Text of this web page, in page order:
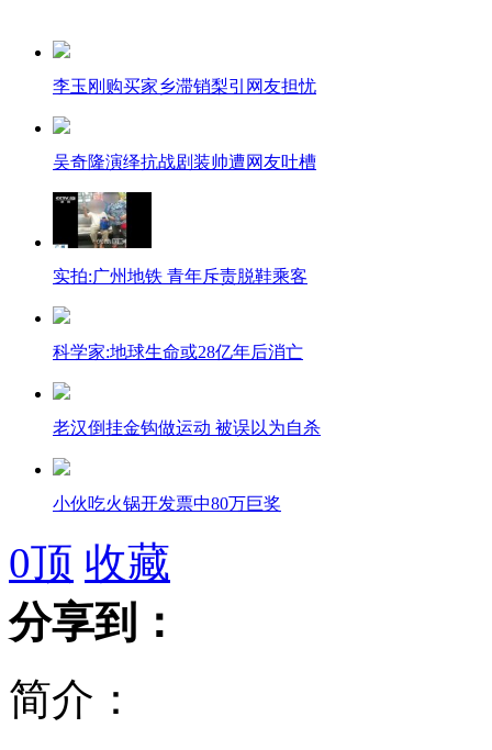
李玉刚购买家乡滞销梨引网友担忧
吴奇隆演绎抗战剧装帅遭网友吐槽
实拍:广州地铁 青年斥责脱鞋乘客
科学家:地球生命或28亿年后消亡
老汉倒挂金钩做运动 被误以为自杀
小伙吃火锅开发票中80万巨奖
54%的医生曾接受过药品回扣
0顶 收藏
分享到：
简介：